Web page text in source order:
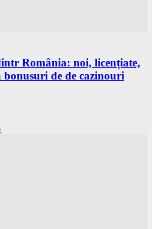
România: noi, licențiate,
bonusuri de de cazinouri